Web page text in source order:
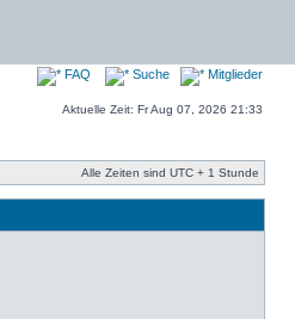
FAQ Suche Mitglieder
Aktuelle Zeit: Fr Aug 07, 2026 21:33
Alle Zeiten sind UTC + 1 Stunde